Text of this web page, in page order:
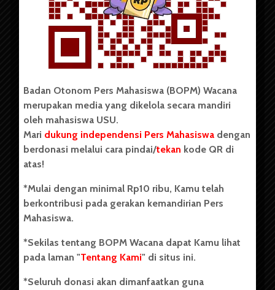
Copyright © 2023. All rights reserved BOPM WACANA.
Badan Otonom Pers Mahasiswa (BOPM) Wacana merupakan
pers mahasiswa yang berdiri di luar kampus dan dikelola
secara mandiri oleh mahasiswa Universitas Sumatera Utara
(USU). Sebelumnya BOPM Wacana merupakan salah satu
Unit Kegiatan Mahasiswa (UKM) di Universitas Sumatera
berdiri pada 1 Juli 1995.
Kontribusi
Info Iklan
Badan Otonom Pers Mahasiswa (BOPM) Wacana
merupakan media yang dikelola secara mandiri
oleh mahasiswa USU.
Mari dukung independensi Pers Mahasiswa dengan
berdonasi melalui cara pindai/tekan kode QR di
atas!
*Mulai dengan minimal Rp10 ribu, Kamu telah
berkontribusi pada gerakan kemandirian Pers
Mahasiswa.
*Sekilas tentang BOPM Wacana dapat Kamu lihat
pada laman "Tentang Kami" di situs ini.
*Seluruh donasi akan dimanfaatkan guna